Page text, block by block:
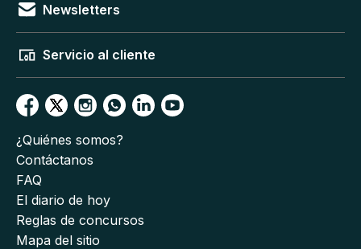
Newsletters
Servicio al cliente
¿Quiénes somos?
Contáctanos
FAQ
El diario de hoy
Reglas de concursos
Mapa del sitio